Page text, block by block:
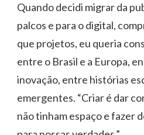
Quando decidi migrar da
palcos e para o digital,
que projetos, eu queria
entre o Brasil e a Europa,
inovação, entre histórias
emergentes. “Criar é dar
não tinham espaço e fazer